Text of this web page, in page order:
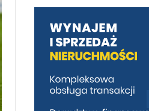
[fotorelacja]